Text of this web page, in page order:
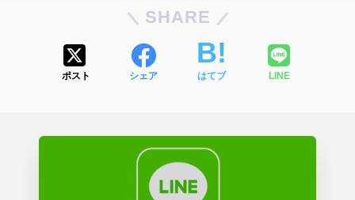
SHARE
ポスト シェア はてブ LINE